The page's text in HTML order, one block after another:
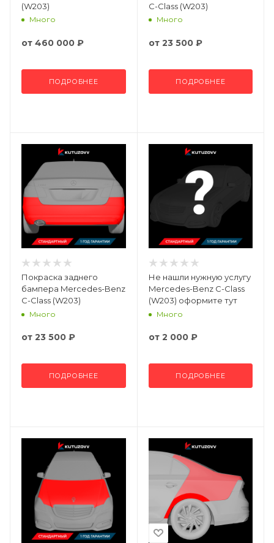
(W203)
Много
от 460 000 ₽
ПОДРОБНЕЕ
C-Class (W203)
Много
от 23 500 ₽
ПОДРОБНЕЕ
Покраска заднего
бампера Mercedes-Benz
C-Class (W203)
Много
от 23 500 ₽
ПОДРОБНЕЕ
Не нашли нужную услугу
Mercedes-Benz C-Class
(W203) оформите тут
Много
от 2 000 ₽
ПОДРОБНЕЕ